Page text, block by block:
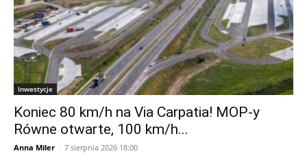
Inwestycje
Koniec 80 km/h na Via Carpatia! MOP-y
Równe otwarte, 100 km/h...
Anna Miler - 7 sierpnia 2026 18:00